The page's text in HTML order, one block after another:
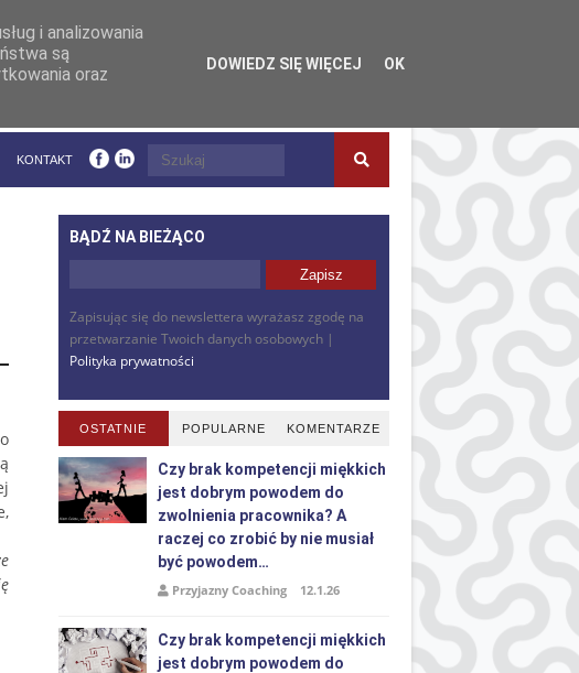
KONTAKT
BĄDŹ NA BIEŻĄCO
Zapisując się do newslettera wyrażasz zgodę na
przetwarzanie Twoich danych osobowych |
Polityka prywatności
OSTATNIE POPULARNE KOMENTARZE
Czy brak kompetencji miękkich
jest dobrym powodem do
zwolnienia pracownika? A
raczej co zrobić by nie musiał
być powodem…
Przyjazny Coaching 12.1.26
Czy brak kompetencji miękkich
jest dobrym powodem do
i analizowania
są
oraz
DOWIEDZ SIĘ WIĘCEJ OK